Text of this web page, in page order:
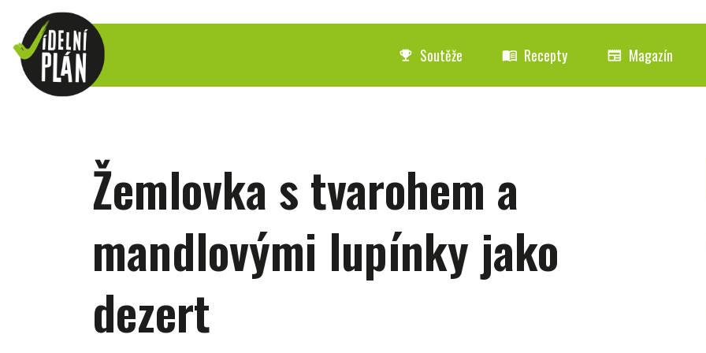
emoji_events Soutěže menu_book Recepty newspaper Magazín
Žemlovka s tvarohem a
mandlovými lupínky jako
dezert